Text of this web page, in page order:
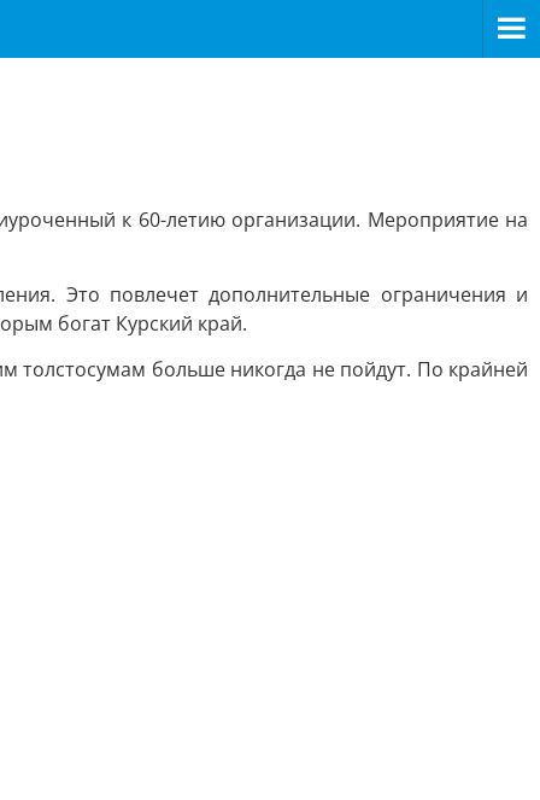
к 60-летию организации. Мероприятие на
Это повлечет дополнительные ограничения и
богат Курский край.
толстосумам больше никогда не пойдут. По крайней